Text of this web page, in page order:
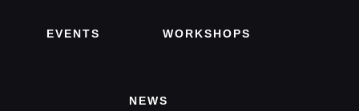
EVENTS WORKSHOPS
NEWS